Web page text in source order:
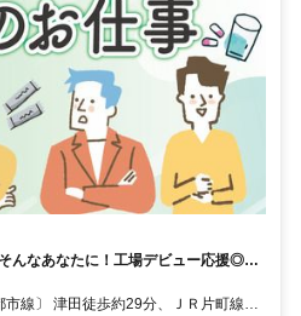
んなあなたに！工場デビュー応援◎日
でプライベートも大切に♪
線〕 津田徒歩約29分、ＪＲ片町線